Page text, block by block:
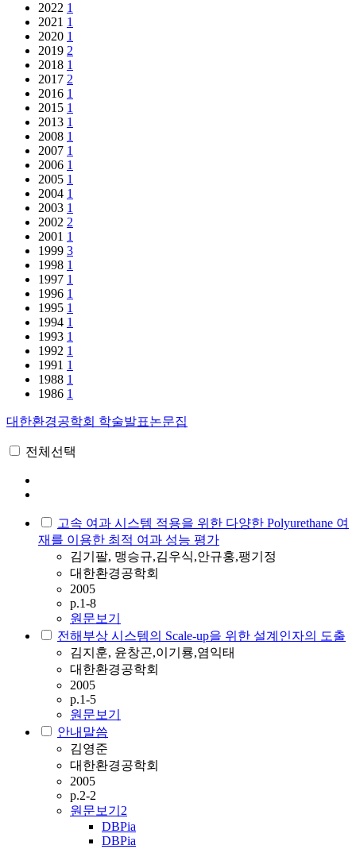
2022 1
2021 1
2020 1
2019 2
2018 1
2017 2
2016 1
2015 1
2013 1
2008 1
2007 1
2006 1
2005 1
2004 1
2003 1
2002 2
2001 1
1999 3
1998 1
1997 1
1996 1
1995 1
1994 1
1993 1
1992 1
1991 1
1988 1
1986 1
대한환경공학회 학술발표논문집
전체선택
고속 여과 시스템 적용을 위한 다양한 Polyurethane 여
재를 이용한 최적 여과 성능 평가
김기팔, 맹승규,김우식,안규홍,팽기정
대한환경공학회
2005
p.1-8
원문보기
전해부상 시스템의 Scale-up을 위한 설계인자의 도출
김지훈, 윤창곤,이기룡,염익태
대한환경공학회
2005
p.1-5
원문보기
안내말씀
김영준
대한환경공학회
2005
p.2-2
원문보기 2
DBPia
DBPia